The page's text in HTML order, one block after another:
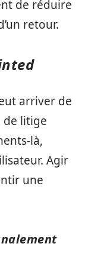
de réduire
retour.
arriver de
de litige
là,
Agir
une